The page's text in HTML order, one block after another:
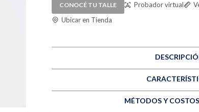
CONOCÉ TU TALLE Probador virtual
Ubicar en Tienda
MÉTODOS Y